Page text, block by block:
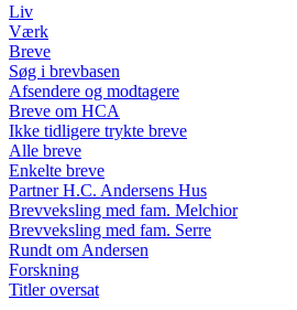
Liv
Værk
Breve
Søg i brevbasen
Afsendere og modtagere
Breve om HCA
Ikke tidligere trykte breve
Alle breve
Enkelte breve
Partner H.C. Andersens Hus
Brevveksling med fam. Melchior
Brevveksling med fam. Serre
Rundt om Andersen
Forskning
Titler oversat